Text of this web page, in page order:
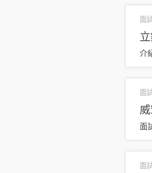
面
介
面
面
面